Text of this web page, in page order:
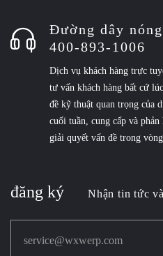
Đường dây
400-893-1006
Dịch vụ khách hàng trực
tư vấn khách hàng bất cứ
đề kỹ thuật quan trọng của
cuối tuần, cung cấp và
giải quyết vấn đề trong
đăng ký Nhận tin tức
service@wxwerp.com